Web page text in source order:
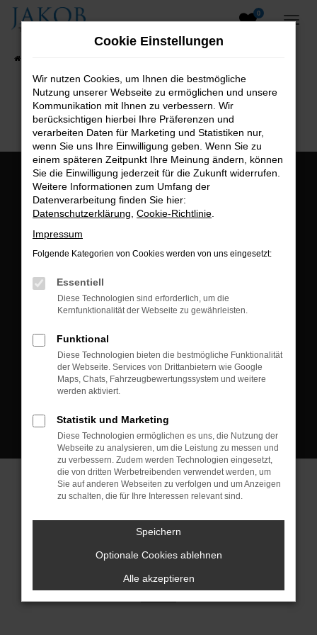
Zum
0
B2B-Shop
Öffnungszeiten:
Montag bis Freitag:
Postadresse:
Kontakt:
Tel.: +49 3745 760 90 20
Fax: +49 3745 760 90 21
Mail: fj@jakob-trading.com
Cookie Einstellungen
© 2026 Jakob Trading GmbH | Neustädter Straße 1 | DE-08223
Neustadt/Vogtland | fj@jakob-trading.com | Webdesign by audaris.de
Cookie Einstellungen
Wir nutzen Cookies, um Ihnen die bestmögliche
Nutzung unserer Webseite zu ermöglichen und unsere
Kommunikation mit Ihnen zu verbessern. Wir
berücksichtigen hierbei Ihre Präferenzen und
verarbeiten Daten für Marketing und Statistiken nur,
wenn Sie uns Ihre Einwilligung geben. Wenn Sie zu
einem späteren Zeitpunkt Ihre Meinung ändern, können
Sie die Einwilligung jederzeit für die Zukunft widerrufen.
Weitere Informationen zum Umfang der
Datenverarbeitung finden Sie hier:
Datenschutzerklärung Cookie-Richtlinie
Impressum
Folgende Kategorien von Cookies werden von uns eingesetzt:
Essentiell
Diese Technologien sind erforderlich, um die
Kernfunktionalität der Webseite zu gewährleisten.
Funktional
Diese Technologien bieten die bestmögliche Funktionalität
der Webseite. Services von Drittanbietern wie Google
Maps, Chats, Fahrzeugbewertungssystem und weitere
werden aktiviert.
Statistik und Marketing
Diese Technologien ermöglichen es uns, die Nutzung der
Webseite zu analysieren, um die Leistung zu messen und
zu verbessern. Zudem werden Technologien eingesetzt,
die von dritten Werbetreibenden verwendet werden, um
Sie auf anderen Webseiten zu verfolgen und um Anzeigen
zu schalten, die für Ihre Interessen relevant sind.
Speichern
Optionale Cookies ablehnen
Alle akzeptieren